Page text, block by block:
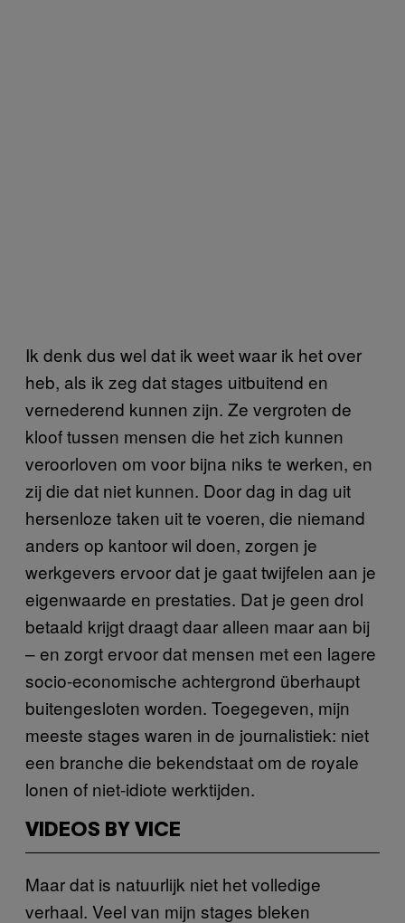
Ik denk dus wel dat ik weet waar ik het over
heb, als ik zeg dat stages uitbuitend en
vernederend kunnen zijn. Ze vergroten de
kloof tussen mensen die het zich kunnen
veroorloven om voor bijna niks te werken, en
zij die dat niet kunnen. Door dag in dag uit
hersenloze taken uit te voeren, die niemand
anders op kantoor wil doen, zorgen je
werkgevers ervoor dat je gaat twijfelen aan je
eigenwaarde en prestaties. Dat je geen drol
betaald krijgt draagt daar alleen maar aan bij
– en zorgt ervoor dat mensen met een lagere
socio-economische achtergrond überhaupt
buitengesloten worden. Toegegeven, mijn
meeste stages waren in de journalistiek: niet
een branche die bekendstaat om de royale
lonen of niet-idiote werktijden.
VIDEOS BY VICE
Maar dat is natuurlijk niet het volledige
verhaal. Veel van mijn stages bleken